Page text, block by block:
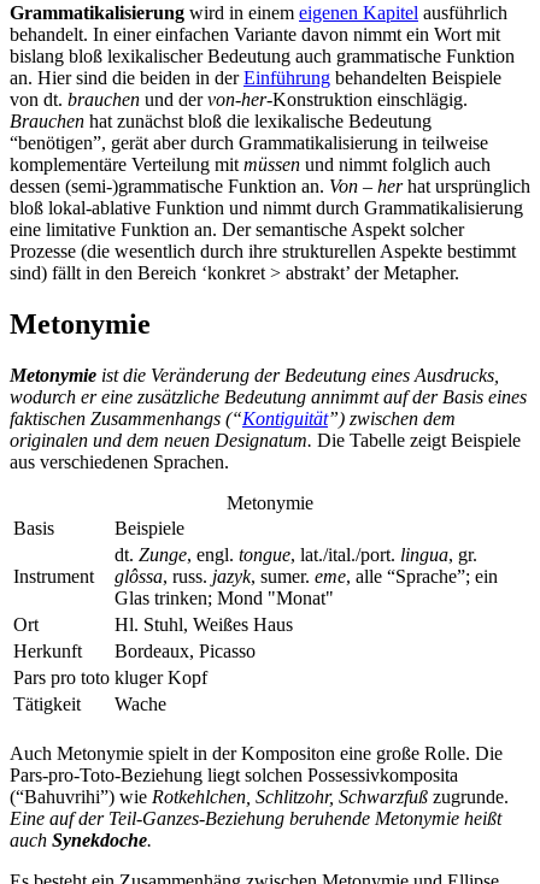
Grammatikalisierung wird in einem eigenen Kapitel ausführlich
behandelt. In einer einfachen Variante davon nimmt ein Wort mit
bislang bloß lexikalischer Bedeutung auch grammatische Funktion
an. Hier sind die beiden in derEinführung behandelten Beispiele
von dt. brauchen und dervon-her-Konstruktion einschlägig.
Brauchen hat zunächst bloß die lexikalische Bedeutung
“benötigen”, gerät aber durch Grammatikalisierung in teilweise
komplementäre Verteilung mit müssen und nimmt folglich auch
dessen (semi-)grammatische Funktion an. Von – herhat ursprünglich
bloß lokal-ablative Funktion und nimmt durch Grammatikalisierung
eine limitative Funktion an. Der semantische Aspekt solcher
Prozesse (die wesentlich durch ihre strukturellen Aspekte bestimmt
sind) fällt in den Bereich ‘konkret > abstrakt’ der Metapher.
Metonymie
Metonymie ist die Veränderung der Bedeutung eines Ausdrucks,
wodurch er eine zusätzliche Bedeutung annimmt auf der Basis eines
faktischen Zusammenhangs (“Kontiguität”) zwischen dem
originalen und dem neuen Designatum. Die Tabelle zeigt Beispiele
aus verschiedenen Sprachen.
Metonymie
Basis
Beispiele
Instrument
dt. Zunge, engl. tongue, lat./ital./port. lingua, gr.
glôssa, russ. jazyk, sumer. eme, alle “Sprache”; ein
Glas trinken; Mond "Monat"
Ort
Hl. Stuhl, Weißes Haus
Herkunft
Bordeaux, Picasso
Pars pro toto kluger Kopf
Tätigkeit
Wache
Auch Metonymie spielt in der Kompositon eine große Rolle. Die
Pars-pro-Toto-Beziehung liegt solchen Possessivkomposita
(“Bahuvrihi”) wie Rotkehlchen, Schlitzohr, Schwarzfuß zugrunde.
Eine auf der Teil-Ganzes-Beziehung beruhende Metonymie heißt
auch Synekdoche.